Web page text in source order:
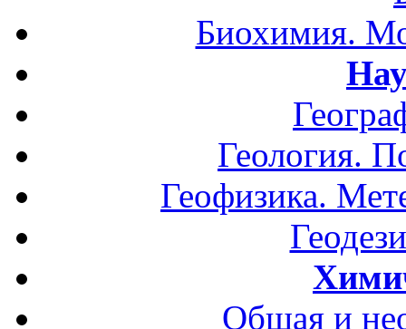
Биохимия.
Геология.
Геофизика.
Общая и